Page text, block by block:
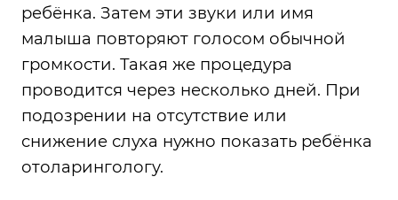
ребёнка. Затем эти звуки или имя
малыша повторяют голосом обычной
громкости. Такая же процедура
проводится через несколько дней. При
подозрении на отсутствие или
снижение слуха нужно показать ребёнка
отоларингологу.